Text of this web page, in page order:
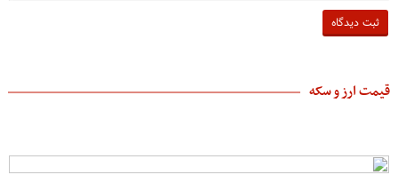
قیمت ارز و سکه